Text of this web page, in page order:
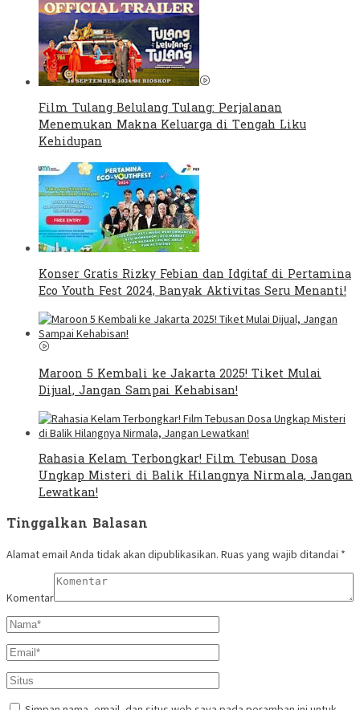
Film Tulang Belulang Tulang: Perjalanan
Menemukan Makna Keluarga di Tengah Liku
Kehidupan
Konser Gratis Rizky Febian dan Idgitaf di Pertamina
Eco Youth Fest 2024, Banyak Aktivitas Seru Menanti!
Maroon 5 Kembali ke Jakarta 2025! Tiket Mulai
Dijual, Jangan Sampai Kehabisan!
Rahasia Kelam Terbongkar! Film Tebusan Dosa
Ungkap Misteri di Balik Hilangnya Nirmala, Jangan
Lewatkan!
Tinggalkan Balasan
Alamat email Anda tidak akan dipublikasikan. Ruas yang wajib ditandai *
Komentar